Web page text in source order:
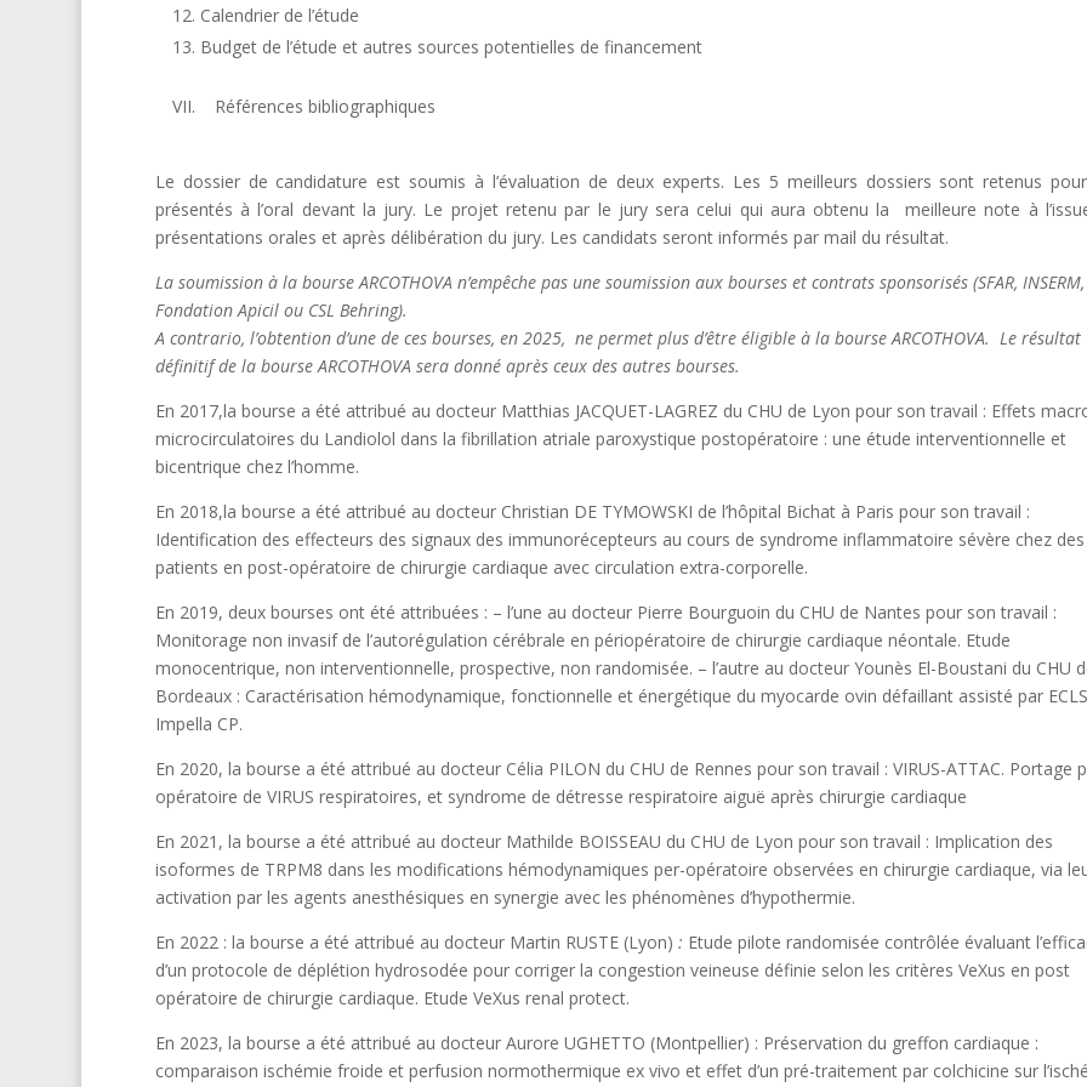
Calendrier de l’étude
Budget de l’étude et autres sources potentielles de financement
VII. Références bibliographiques
Le dossier de candidature est soumis à l’évaluation de deux experts. Les 5 meilleurs dossiers sont retenus
présentés à l’oral devant la jury. Le projet retenu par le jury sera celui qui aura obtenu la meilleure note à
présentations orales et après délibération du jury. Les candidats seront informés par mail du résultat.
La soumission à la bourse ARCOTHOVA n’empêche pas une soumission aux bourses et contrats sponsorisés (SFAR, INSERM,
Fondation Apicil ou CSL Behring).
A contrario, l’obtention d’une de ces bourses, en 2025, ne permet plus d’être éligible à la bourse ARCOTHOVA. Le résultat
définitif de la bourse ARCOTHOVA sera donné après ceux des autres bourses.
En 2017,la bourse a été attribué au docteur Matthias JACQUET-LAGREZ du CHU de Lyon pour son travail : Effets
microcirculatoires du Landiolol dans la fibrillation atriale paroxystique postopératoire : une étude interventionnelle et
bicentrique chez l’homme.
En 2018,la bourse a été attribué au docteur Christian DE TYMOWSKI de l’hôpital Bichat à Paris pour son travail :
Identification des effecteurs des signaux des immunorécepteurs au cours de syndrome inflammatoire sévère chez des
patients en post-opératoire de chirurgie cardiaque avec circulation extra-corporelle.
En 2019, deux bourses ont été attribuées : – l’une au docteur Pierre Bourguoin du CHU de Nantes pour son travail :
Monitorage non invasif de l’autorégulation cérébrale en périopératoire de chirurgie cardiaque néontale. Etude
monocentrique, non interventionnelle, prospective, non randomisée. – l’autre au docteur Younès El-Boustani du CHU
Bordeaux : Caractérisation hémodynamique, fonctionnelle et énergétique du myocarde ovin défaillant assisté par
Impella CP.
En 2020, la bourse a été attribué au docteur Célia PILON du CHU de Rennes pour son travail : VIRUS-ATTAC. Portage
opératoire de VIRUS respiratoires, et syndrome de détresse respiratoire aiguë après chirurgie cardiaque
En 2021, la bourse a été attribué au docteur Mathilde BOISSEAU du CHU de Lyon pour son travail : Implication des
isoformes de TRPM8 dans les modifications hémodynamiques per-opératoire observées en chirurgie cardiaque, via
activation par les agents anesthésiques en synergie avec les phénomènes d’hypothermie.
En 2022 : la bourse a été attribué au docteur Martin RUSTE (Lyon) : Etude pilote randomisée contrôlée évaluant
d’un protocole de déplétion hydrosodée pour corriger la congestion veineuse définie selon les critères VeXus en post
opératoire de chirurgie cardiaque. Etude VeXus renal protect.
En 2023, la bourse a été attribué au docteur Aurore UGHETTO (Montpellier) : Préservation du greffon cardiaque :
comparaison ischémie froide et perfusion normothermique ex vivo et effet d’un pré-traitement par colchicine sur